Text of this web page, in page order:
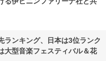
ランキング、日本は3位ランク
型音楽フェスティバル＆花